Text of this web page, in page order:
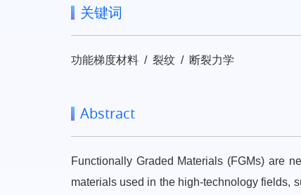
关键词
功能梯度材料 / 裂纹 / 断裂力学
Abstract
Functionally Graded Materials (FGMs) are
materials used in the high-technology fields,